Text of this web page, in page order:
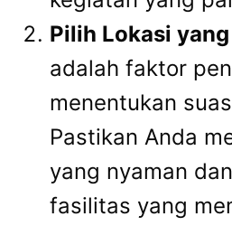
Pilih Lokasi
adalah faktor
menentukan
Pastikan Anda
yang nyaman
fasilitas yang